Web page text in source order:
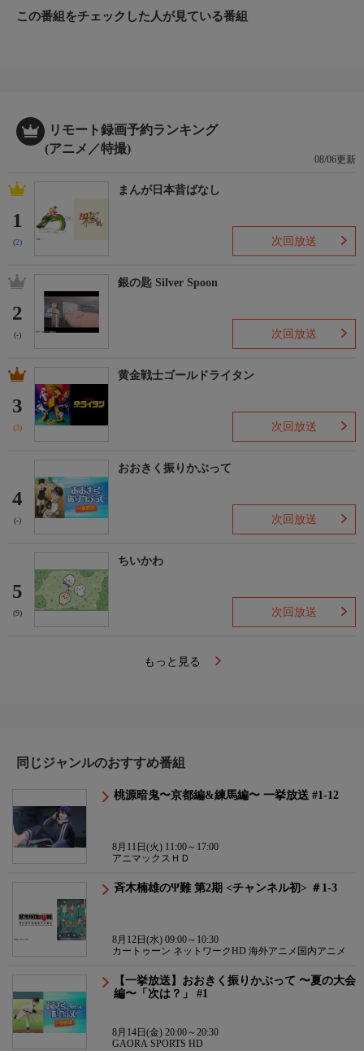
成する組織「ユースチーム」の監督だった。福田の誘いを受け、
この番組をチェックした人が見ている番組
リモート録画予約ランキング
(アニメ／特撮)
08/06更新
1
(2)
まんが日本昔ばなし
次回放送
2
(-)
銀の匙 Silver Spoon
次回放送
3
(3)
黄金戦士ゴールドライタン
次回放送
4
(-)
おおきく振りかぶって
次回放送
5
(9)
ちいかわ
次回放送
もっと見る
同じジャンルのおすすめ番組
桃源暗鬼〜京都編&練馬編〜 一挙放送 #1-12
8月11日(火) 11:00～17:00
アニマックスＨＤ
斉木楠雄のΨ難 第2期 <チャンネル初> ＃1-3
8月12日(水) 09:00～10:30
カートゥーン ネットワークHD 海外アニメ国内アニメ
【一挙放送】おおきく振りかぶって 〜夏の大会
編〜「次は？」 #1
8月14日(金) 20:00～20:30
GAORA SPORTS HD